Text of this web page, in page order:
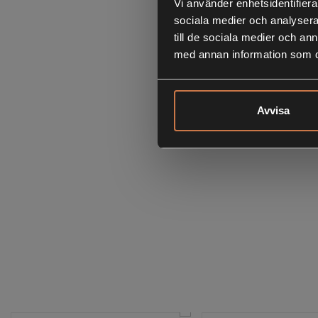
Vi använder
sociala medier och
till de sociala medier och
med annan information som
Avvisa